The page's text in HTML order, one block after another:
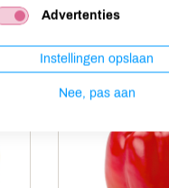
Aanbieding
Advertenties
Instellingen opslaan
Nee, pas aan